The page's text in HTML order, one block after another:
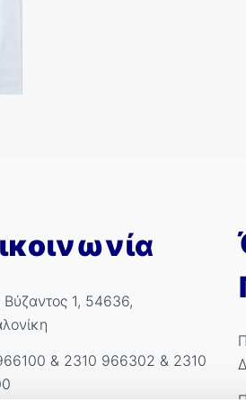
Βύζαντος 1, 54636,
& 2310 966302 & 2310